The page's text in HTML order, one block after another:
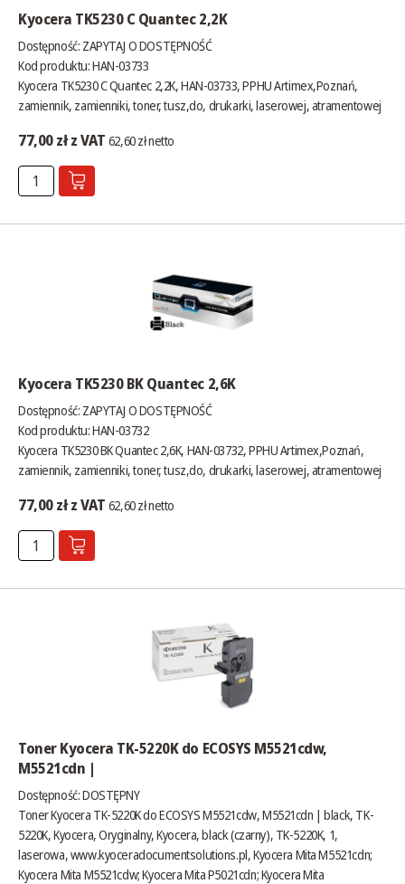
Kyocera TK5230 C Quantec 2,2K
Dostępność: ZAPYTAJ O DOSTĘPNOŚĆ
Kod produktu: HAN-03733
Kyocera TK5230 C Quantec 2,2K, HAN-03733, PPHU Artimex,Poznań,
zamiennik, zamienniki, toner, tusz,do, drukarki, laserowej, atramentowej
77,00 zł z VAT 62,60 zł netto
Kyocera TK5230 BK Quantec 2,6K
Dostępność: ZAPYTAJ O DOSTĘPNOŚĆ
Kod produktu: HAN-03732
Kyocera TK5230 BK Quantec 2,6K, HAN-03732, PPHU Artimex,Poznań,
zamiennik, zamienniki, toner, tusz,do, drukarki, laserowej, atramentowej
77,00 zł z VAT 62,60 zł netto
Toner Kyocera TK-5220K do ECOSYS M5521cdw,
M5521cdn |
Dostępność:DOSTĘPNY
Toner Kyocera TK-5220K do ECOSYS M5521cdw, M5521cdn | black, TK-
5220K, Kyocera, Oryginalny, Kyocera, black (czarny), TK-5220K, 1,
laserowa,www.kyoceradocumentsolutions.pl, Kyocera Mita M5521cdn;
Kyocera Mita M5521cdw; Kyocera Mita P5021cdn; Kyocera Mita